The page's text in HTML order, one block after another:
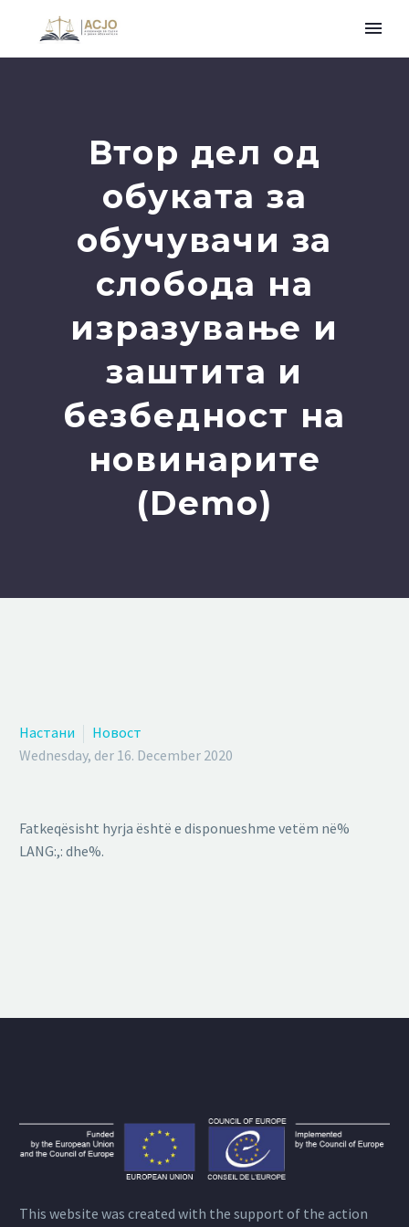
Втор дел од
обуката за
обучувачи за
слобода на
изразување и
заштита и
безбедност на
новинарите
(Demo)
Настани
Новост
Wednesday, der 16. December 2020
Fatkeqësisht hyrja është e disponueshme vetëm në%
LANG:,: dhe%.
This website was created with the support of the action